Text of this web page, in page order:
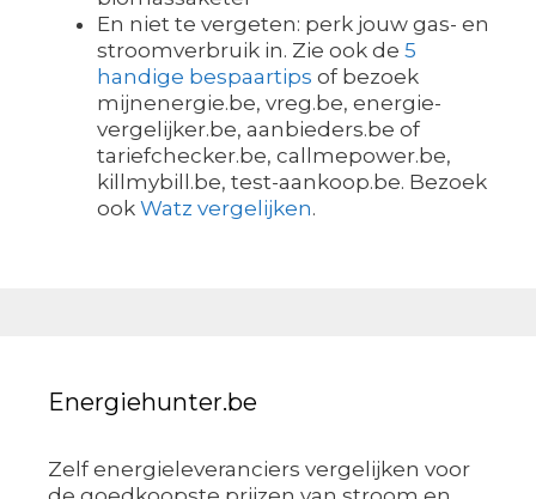
En niet te vergeten: perk jouw gas- en
stroomverbruik in. Zie ook de 5
handige bespaartips of bezoek
mijnenergie.be, vreg.be, energie-
vergelijker.be, aanbieders.be of
tariefchecker.be, callmepower.be,
killmybill.be, test-aankoop.be. Bezoek
ook Watz vergelijken.
Energiehunter.be
Zelf energieleveranciers vergelijken voor